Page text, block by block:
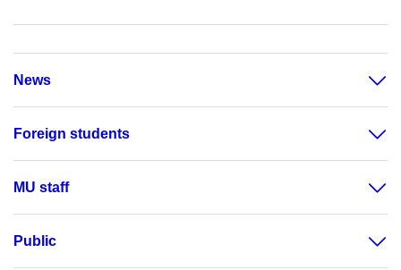
News
Foreign students
MU staff
Public